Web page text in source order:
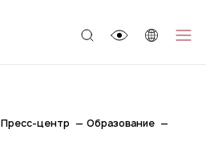
Пресс-центр
Образование